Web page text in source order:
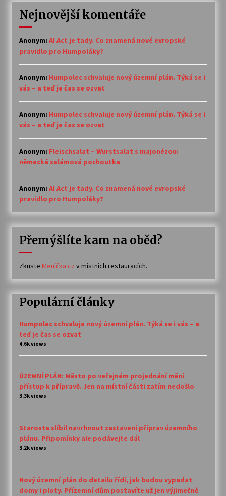
Nejnovější komentáře
Anonym: AI Act je tady. Co znamená nové evropské
pravidlo pro Humpoláky?
Anonym: Humpolec schvaluje nový územní plán. Týká se i
vás – a teď je čas se ozvat
Anonym: Humpolec schvaluje nový územní plán. Týká se i
vás – a teď je čas se ozvat
Anonym: Fleischsalat – Wurstsalat s majonézou:
německá salámová pochoutka
Anonym: AI Act je tady. Co znamená nové evropské
pravidlo pro Humpoláky?
Přemýšlíte kam na oběd?
Zkuste Meníčka.cz v místních restauracích.
Populární články
Humpolec schvaluje nový územní plán. Týká se i vás – a
teď je čas se ozvat
4.6k views
ÚZEMNÍ PLÁN: Město po veřejném projednání mění
přístup k přípravě. Jen na místní části zatím nedošlo
3.3k views
Starosta slíbil navrhnout zastavení příprav územního
plánu. Připomínky ale podávejte dál
3.2k views
Nový územní plán do detailu řídí, jak budou vypadat
domy i ploty. Přízemní dům postavíte už jen výjimečně